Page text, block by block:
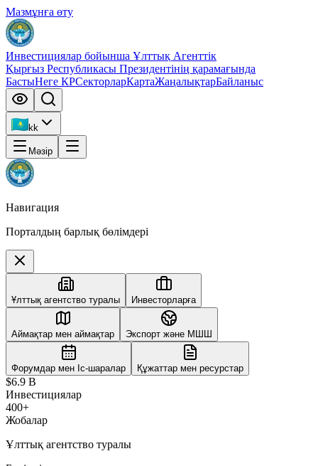
Мазмұнға өту
Инвестициялар бойынша Ұлттық Агенттік
Қырғыз Республикасы Президентінің қарамағында
БастыНеге КРСекторларКартаЖаңалықтарБайланыс
kk
Мәзір
Навигация
Порталдың барлық бөлімдері
Ұлттық агентство туралы Инвесторларға
Аймақтар мен аймақтар Экспорт және МШШ
Форумдар мен Іс-шаралар Құжаттар мен ресурстар
$6.9 B
Инвестициялар
400+
Жобалар
Ұлттық агентство туралы